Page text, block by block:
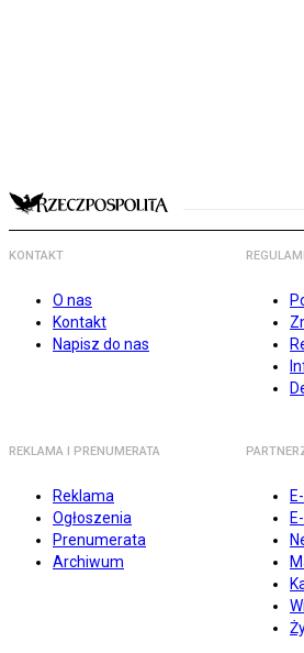
KONTAKT
O nas
Kontakt
Napisz do nas
REKLAMA I PRENUMERATA
Reklama
Ogłoszenia
Prenumerata
Archiwum